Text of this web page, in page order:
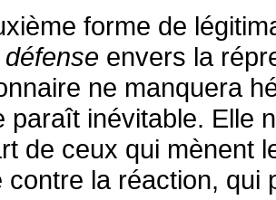
forme de
envers la
ne manquera
paraît inévitable. Elle
de ceux qui mènent
contre la réaction, qui